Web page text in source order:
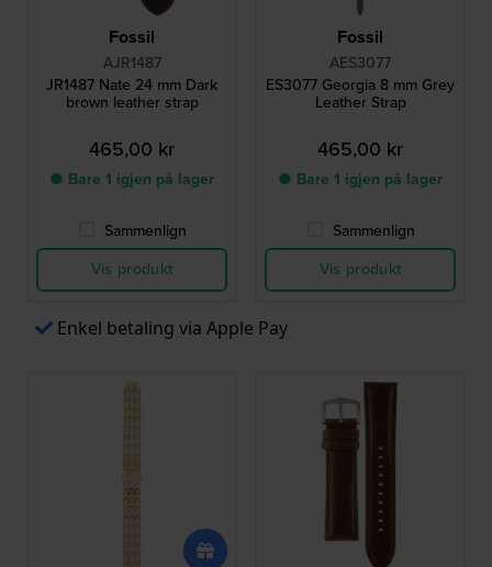
Fossil
AJR1487
JR1487 Nate 24 mm Dark
brown leather strap
465,00 kr
● Bare 1 igjen på lager
Sammenlign
Vis produkt
Fossil
AES3077
ES3077 Georgia 8 mm Grey
Leather Strap
465,00 kr
● Bare 1 igjen på lager
Sammenlign
Vis produkt
Enkel betaling via Apple Pay